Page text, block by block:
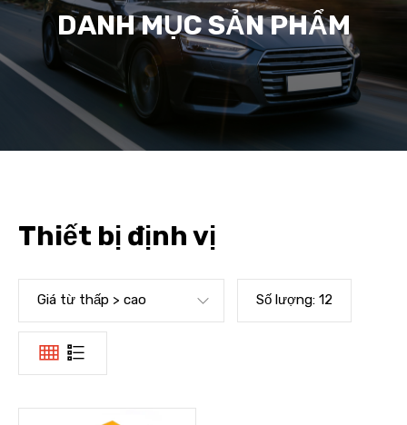
DANH MỤC SẢN PHẨM
Thiết bị định vị
Giá từ thấp > cao Số lượng: 12